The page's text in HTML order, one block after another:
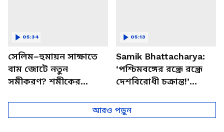
সেলিম–হুমায়ন সাক্ষাতে
বাম জোটে নতুন
সমীকরণ? শমীকের
Samik Bhattacharya
05:34
Samik Bhattacharya:
‘পশ্চিমবঙ্গের রন্ধ্রে রন্ধ্রে
দেশবিরোধী চক্রান্ত!’
BJP News
05:13
আরও পড়ুন